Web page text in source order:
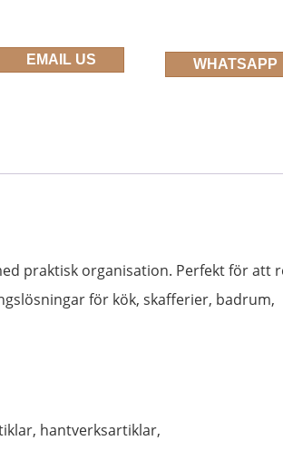
EMAIL US WHATSAPP
praktisk organisation. Perfekt för att
för kök, skafferier, badrum,
hantverksartiklar,